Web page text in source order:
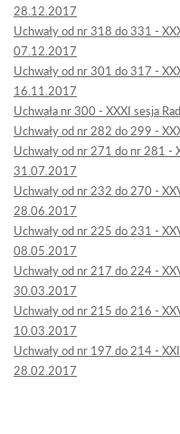
28.12.2017
Uchwały od nr 318 do 331 -
07.12.2017
Uchwały od nr 301 do 317 -
16.11.2017
Uchwała nr 300 - XXXI sesja
Uchwały od nr 282 do 299 -
Uchwały od nr 271 do nr 281 -
31.07.2017
Uchwały od nr 232 do 270 -
28.06.2017
Uchwały od nr 225 do 231 -
08.05.2017
Uchwały od nr 217 do 224 -
30.03.2017
Uchwały od nr 215 do 216 -
10.03.2017
Uchwały od nr 197 do 214 -
28.02.2017